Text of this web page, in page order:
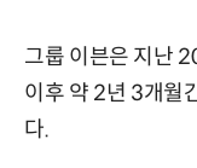
그룹 이븐은 지난
이후 약 2년 3개월
다.